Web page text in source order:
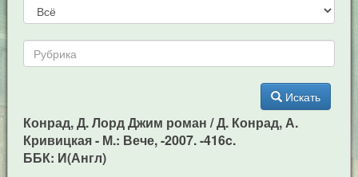
Искать
Конрад, Д. Лорд Джим роман / Д. Конрад, А.
Кривицкая - М.: Вече, -2007. -416c.
ББК: И(Англ)